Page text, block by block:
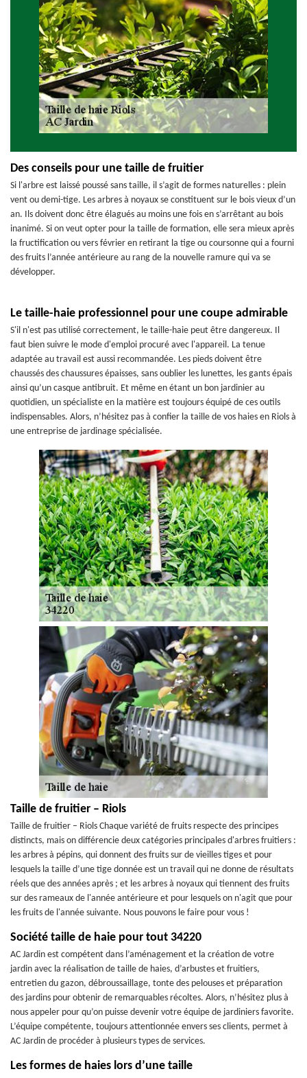
Des conseils pour une taille de fruitier
Si l'arbre est laissé poussé sans taille, il s’agit de formes naturelles : plein
vent ou demi-tige. Les arbres à noyaux se constituent sur le bois vieux d’un
an. Ils doivent donc être élagués au moins une fois en s’arrêtant au bois
inanimé. Si on veut opter pour la taille de formation, elle sera mieux après
la fructification ou vers février en retirant la tige ou coursonne qui a fourni
des fruits l’année antérieure au rang de la nouvelle ramure qui va se
développer.
Le taille-haie professionnel pour une coupe admirable
S'il n'est pas utilisé correctement, le taille-haie peut être dangereux. Il
faut bien suivre le mode d'emploi procuré avec l'appareil. La tenue
adaptée au travail est aussi recommandée. Les pieds doivent être
chaussés des chaussures épaisses, sans oublier les lunettes, les gants épais
ainsi qu’un casque antibruit. Et même en étant un bon jardinier au
quotidien, un spécialiste en la matière est toujours équipé de ces outils
indispensables. Alors, n’hésitez pas à confier la taille de vos haies en Riols à
une entreprise de jardinage spécialisée.
Taille de fruitier – Riols
Taille de fruitier – Riols Chaque variété de fruits respecte des principes
distincts, mais on différencie deux catégories principales d'arbres fruitiers :
les arbres à pépins, qui donnent des fruits sur de vieilles tiges et pour
lesquels la taille d’une tige donnée est un travail qui ne donne de résultats
réels que des années après ; et les arbres à noyaux qui tiennent des fruits
sur des rameaux de l'année antérieure et pour lesquels on n'agit que pour
les fruits de l'année suivante. Nous pouvons le faire pour vous !
Société taille de haie pour tout 34220
AC Jardin est compétent dans l’aménagement et la création de votre
jardin avec la réalisation de taille de haies, d’arbustes et fruitiers,
entretien du gazon, débroussaillage, tonte des pelouses et préparation
des jardins pour obtenir de remarquables récoltes. Alors, n’hésitez plus à
nous appeler pour qu’on puisse devenir votre équipe de jardiniers favorite.
L’équipe compétente, toujours attentionnée envers ses clients, permet à
AC Jardin de procéder à plusieurs types de services.
Les formes de haies lors d’une taille